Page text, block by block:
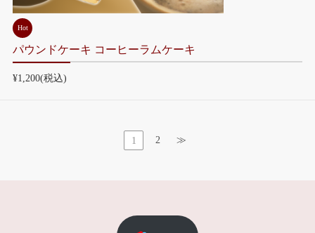
Hot
パウンドケーキ コーヒーラムケーキ
¥1,200(税込)
1 2 ≫